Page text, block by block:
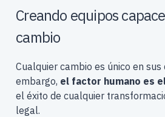
Creando equipos
cambio
Cualquier cambio es único en
embargo, el factor humano es
el éxito de cualquier
legal.